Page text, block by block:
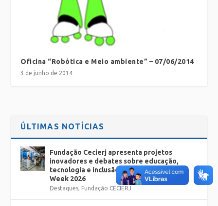
Oficina “Robótica e Meio ambiente” – 07/06/2014
3 de junho de 2014
ÚLTIMAS NOTÍCIAS
Fundação Cecierj apresenta projetos
inovadores e debates sobre educação,
tecnologia e inclusão no Rio Innovation
Week 2026
Destaques, Fundação CECIERJ